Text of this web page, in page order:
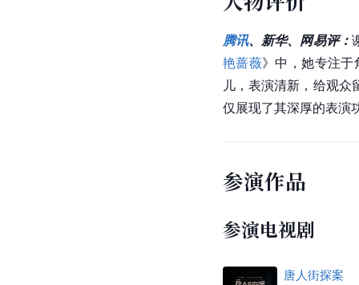
腾讯、新华、网易评：
艳蔷薇》中，她专注
儿 ，表演清新，给观
仅展现了其深厚的表演
参演作品
参演电视剧
唐人街探案